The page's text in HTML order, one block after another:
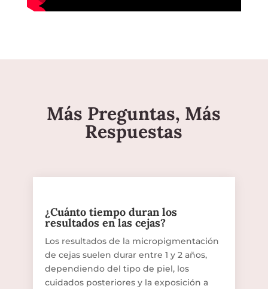
Más Preguntas, Más
Respuestas
¿Cuánto tiempo duran los
resultados en las cejas?
Los resultados de la micropigmentación
de cejas suelen durar entre 1 y 2 años,
dependiendo del tipo de piel, los
cuidados posteriores y la exposición a